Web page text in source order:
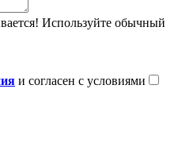
Используйте обычный
и согласен с условиями